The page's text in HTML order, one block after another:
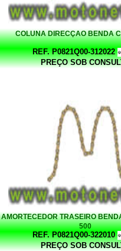
COLUNA DIRECÇAO BENDA
REF. P0821Q00-312022
PREÇO SOB
AMORTECEDOR TRASEIRO
500
REF. P0821Q00-322010
PREÇO SOB